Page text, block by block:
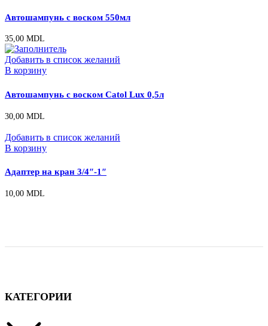
Автошампунь с воском 550мл
35,00 MDL
Добавить в список желаний
В корзину
Автошампунь с воском Catol Lux 0,5л
30,00 MDL
Добавить в список желаний
В корзину
Адаптер на кран 3/4″-1″
10,00 MDL
КАТЕГОРИИ